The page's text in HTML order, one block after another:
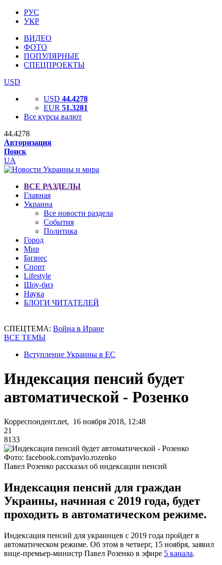
РУС
УКР
ВИДЕО
ФОТО
ПОПУЛЯРНЫЕ
СПЕЦПРОЕКТЫ
USD
USD 44.4278
EUR 51.3281
Все курсы валют
44.4278
Авторизация
Поиск
UA
ВСЕ РАЗДЕЛЫ
Главная
Украина
Все новости раздела
События
Политика
Город
Мир
Бизнес
Спорт
Lifestyle
Шоу-биз
Наука
БЛОГИ ЧИТАТЕЛЕЙ
СПЕЦТЕМА: Война в Иране
ВСЕ ТЕМЫ
Вступление Украины в ЕС
Индексация пенсий будет
автоматической - Розенко
Корреспондент.net, 16 ноября 2018, 12:48
21
8133
Фото: facebook.com/pavlo.rozenko
Павел Розенко рассказал об индексации пенсий
Индексация пенсий для граждан
Украины, начиная с 2019 года, будет
проходить в автоматическом режиме.
Индексация пенсий для украинцев с 2019 года пройдет в
автоматическом режиме. Об этом в четверг, 15 ноября, заявил
вице-премьер-министр Павел Розенко в эфире 5 канала.